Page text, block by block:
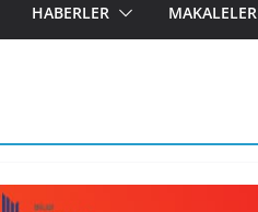
HABERLER MAKALELER